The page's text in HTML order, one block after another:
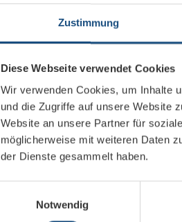
Zustimmung
Diese Webseite verwendet Cookies
Wir verwenden Cookies, um Inhalte
und die Zugriffe auf unsere Website
Website an unsere Partner für
möglicherweise mit weiteren Daten
der Dienste gesammelt haben.
Notwendig